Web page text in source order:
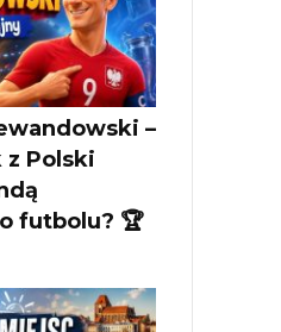
–
z Polski
futbolu? 🏆